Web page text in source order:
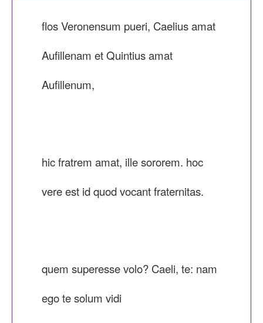
flos Veronensum pueri, Caelius amat
Aufillenam et Quintius amat
Aufillenum,
hic fratrem amat, ille sororem. hoc
vere est id quod vocant fraternitas.
quem superesse volo? Caeli, te: nam
ego te solum vidi